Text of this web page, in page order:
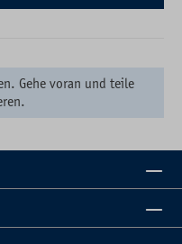
Gehe voran und teile